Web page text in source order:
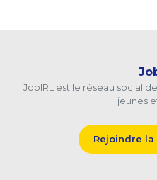
JobIRL est le réseau social
jeunes
Rejoindre